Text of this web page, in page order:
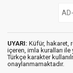
UYARI: Küfür, hakaret,
içeren, imla kuralları ile
Türkçe karakter
onaylanmamaktadır.